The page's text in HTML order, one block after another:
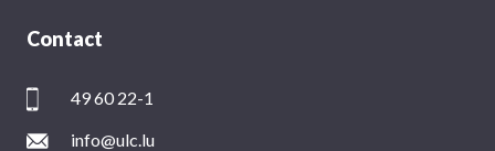
Contact
49 60 22-1
info@ulc.lu